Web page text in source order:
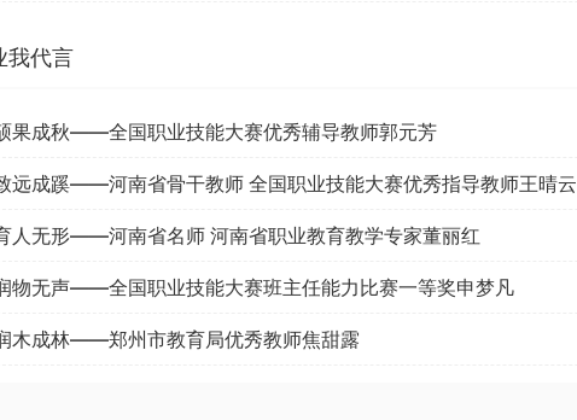
我代言
果成秋——全国职业技能大赛优秀辅导教师郭元芳
远成蹊——河南省骨干教师 全国职业技能大赛优秀指导教师王晴云
人无形——河南省名师 河南省职业教育教学专家董丽红
物无声——全国职业技能大赛班主任能力比赛一等奖申梦凡
木成林——郑州市教育局优秀教师焦甜露